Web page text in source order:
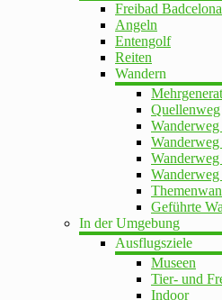
Freibad Badcelona
Angeln
Entengolf
Reiten
Wandern
Quellenweg
Wanderweg
Geführte
In der Umgebung
Ausflugsziele
Museen
Tier- und
Indoor